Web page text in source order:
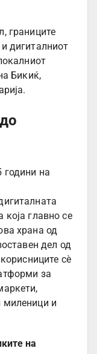
границите
дигиталниот
Бикиќ,
години на
главно се
храна од
дел од
сè
за
миленици и
на